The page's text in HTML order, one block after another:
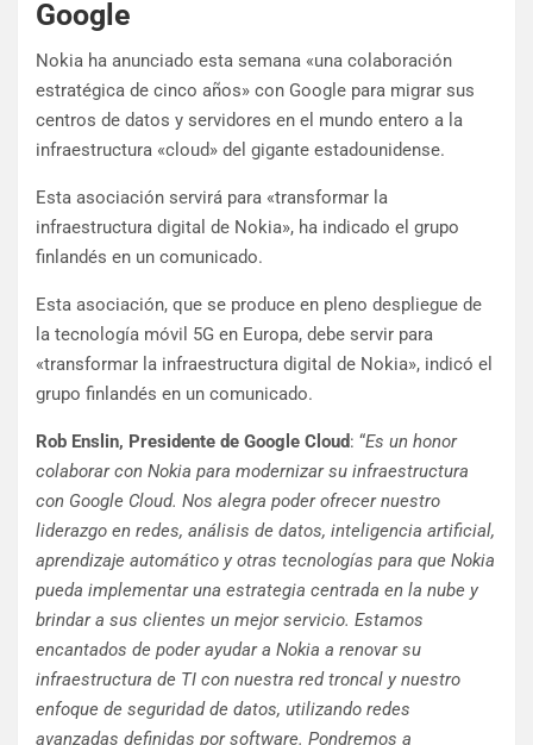
Google
Nokia ha anunciado esta semana «una colaboración
estratégica de cinco años» con Google para migrar sus
centros de datos y servidores en el mundo entero a la
infraestructura «cloud» del gigante estadounidense.
Esta asociación servirá para «transformar la
infraestructura digital de Nokia», ha indicado el grupo
finlandés en un comunicado.
Esta asociación, que se produce en pleno despliegue de
la tecnología móvil 5G en Europa, debe servir para
«transformar la infraestructura digital de Nokia», indicó el
grupo finlandés en un comunicado.
Rob Enslin, Presidente de Google Cloud: “Es un honor
colaborar con Nokia para modernizar su infraestructura
con Google Cloud. Nos alegra poder ofrecer nuestro
liderazgo en redes, análisis de datos, inteligencia artificial,
aprendizaje automático y otras tecnologías para que Nokia
pueda implementar una estrategia centrada en la nube y
brindar a sus clientes un mejor servicio. Estamos
encantados de poder ayudar a Nokia a renovar su
infraestructura de TI con nuestra red troncal y nuestro
enfoque de seguridad de datos, utilizando redes
avanzadas definidas por software. Pondremos a